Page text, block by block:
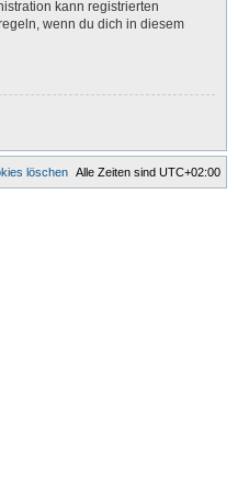
kann registrierten
wenn du dich in diesem
Alle Zeiten sind UTC+02:00
löschen